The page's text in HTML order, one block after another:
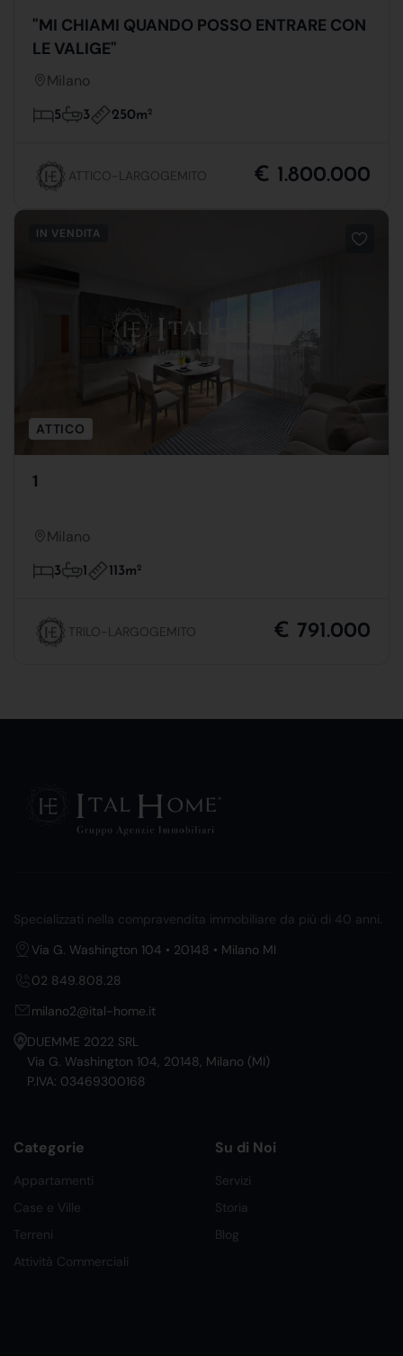
"MI CHIAMI QUANDO POSSO ENTRARE CON
LE VALIGE"
Milano
5 3 250m2
ATTICO-LARGOGEMITO € 1.800.000
IN VENDITA
ATTICO
1
Milano
3 1 113m2
TRILO-LARGOGEMITO € 791.000
Specializzati nella compravendita immobiliare da più di 40 anni.
Via G. Washington 104 • 20148 • Milano MI
02 849.808.28
milano2@ital-home.it
DUEMME 2022 SRL
Via G. Washington 104, 20148, Milano (MI)
P.IVA: 03469300168
Categorie
Appartamenti
Case e Ville
Terreni
Attività Commerciali
Su di Noi
Servizi
Storia
Blog